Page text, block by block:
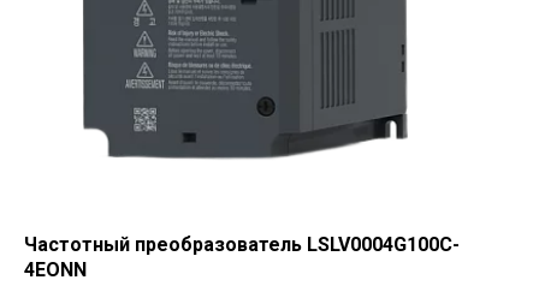
Частотный преобразователь LSLV0004G100C-
4EONN